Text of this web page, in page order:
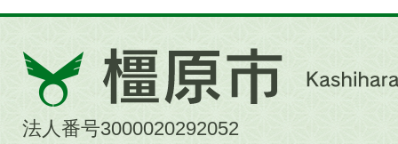
橿
原
市
法人番号3000020292052